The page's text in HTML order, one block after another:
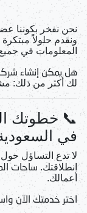
نحن نفخر بكوننا
ونقدم حلولاً
المعلومات في
هل يمكن إنشاء
لك أكثر من ذلك:
📞خطوتك
في
لا تدع التساؤل حول
انطلاقتك. ساحات
أعمالك.
اختر خدمتك الآن